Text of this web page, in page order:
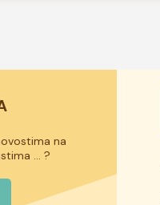
na
... ?